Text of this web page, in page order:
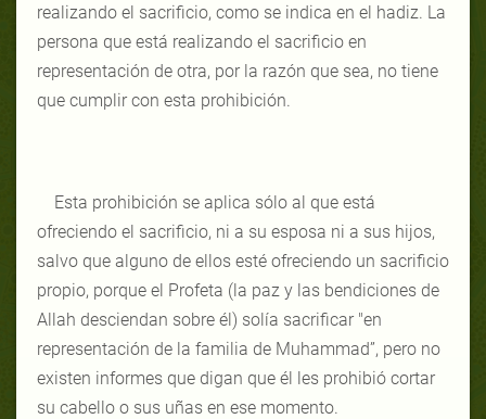
realizando el sacrificio, como se indica en el hadiz. La
persona que está realizando el sacrificio en
representación de otra, por la razón que sea, no tiene
que cumplir con esta prohibición.
Esta prohibición se aplica sólo al que está
ofreciendo el sacrificio, ni a su esposa ni a sus hijos,
salvo que alguno de ellos esté ofreciendo un sacrificio
propio, porque el Profeta (la paz y las bendiciones de
Allah desciendan sobre él) solía sacrificar "en
representación de la familia de Muhammad”, pero no
existen informes que digan que él les prohibió cortar
su cabello o sus uñas en ese momento.